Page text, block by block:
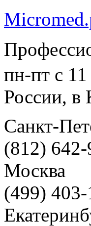
пн-пт с
России, в
Санкт-
(812)
Москва
(499)